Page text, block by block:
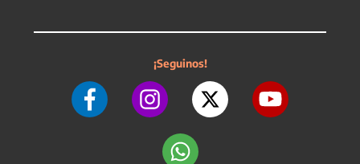
¡Seguinos!